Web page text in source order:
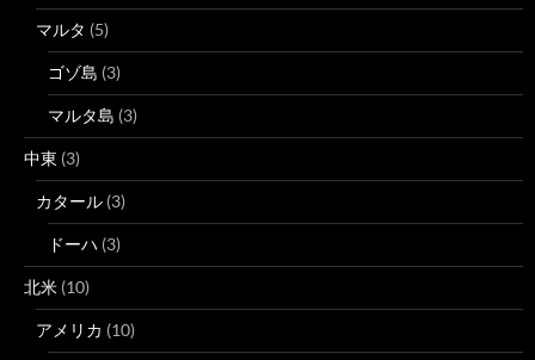
マルタ (5)
ゴゾ島 (3)
マルタ島 (3)
中東 (3)
カタール (3)
ドーハ (3)
北米 (10)
アメリカ (10)